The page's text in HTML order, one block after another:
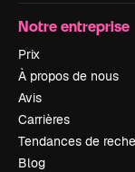
Notre entreprise
Prix
À propos de nous
Avis
Carrières
Tendances de
Blog